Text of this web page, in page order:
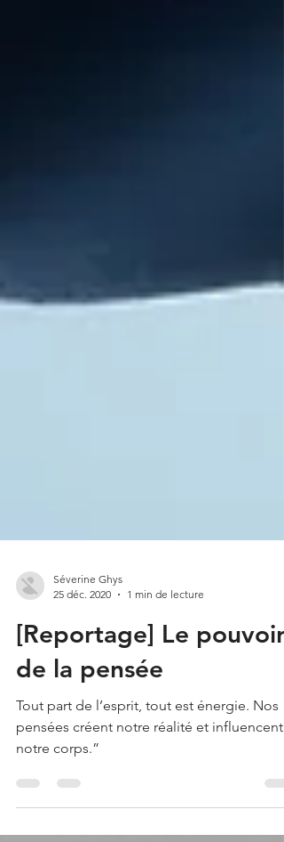
25 déc. 2020
1 min de lecture
[Reportage] Le pouvoir
de la pensée
Tout part de l’esprit, tout est énergie. Nos
pensées créent notre réalité et influencent
notre corps.”